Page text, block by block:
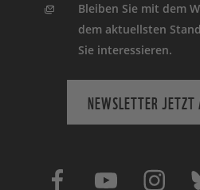
Bleiben Sie mit dem
dem aktuellsten
Sie interessieren.
NEWSLETTER JETZT